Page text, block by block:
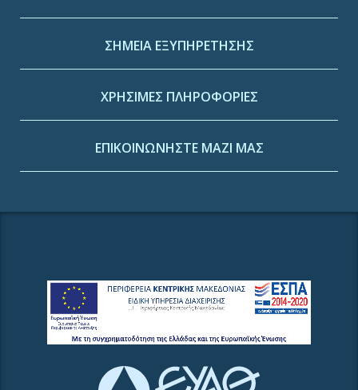
ΣΗΜΕΙΑ ΕΞΥΠΗΡΕΤΗΣΗΣ
ΧΡΗΣΙΜΕΣ ΠΛΗΡΟΦΟΡΙΕΣ
ΕΠΙΚΟΙΝΩΝΗΣΤΕ ΜΑΖΙ ΜΑΣ